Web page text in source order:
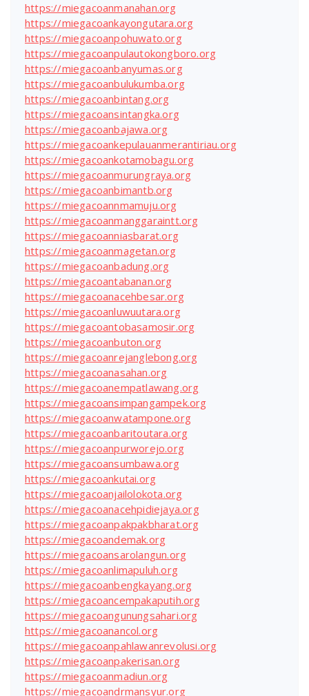
https://miegacoanmanahan.org
https://miegacoankayongutara.org
https://miegacoanpohuwato.org
https://miegacoanpulautokongboro.org
https://miegacoanbanyumas.org
https://miegacoanbulukumba.org
https://miegacoanbintang.org
https://miegacoansintangka.org
https://miegacoanbajawa.org
https://miegacoankepulauanmerantiriau.org
https://miegacoankotamobagu.org
https://miegacoanmurungraya.org
https://miegacoanbimantb.org
https://miegacoannmamuju.org
https://miegacoanmanggaraintt.org
https://miegacoanniasbarat.org
https://miegacoanmagetan.org
https://miegacoanbadung.org
https://miegacoantabanan.org
https://miegacoanacehbesar.org
https://miegacoanluwuutara.org
https://miegacoantobasamosir.org
https://miegacoanbuton.org
https://miegacoanrejanglebong.org
https://miegacoanasahan.org
https://miegacoanempatlawang.org
https://miegacoansimpangampek.org
https://miegacoanwatampone.org
https://miegacoanbaritoutara.org
https://miegacoanpurworejo.org
https://miegacoansumbawa.org
https://miegacoankutai.org
https://miegacoanjailolokota.org
https://miegacoanacehpidiejaya.org
https://miegacoanpakpakbharat.org
https://miegacoandemak.org
https://miegacoansarolangun.org
https://miegacoanlimapuluh.org
https://miegacoanbengkayang.org
https://miegacoancempakaputih.org
https://miegacoangunungsahari.org
https://miegacoanancol.org
https://miegacoanpahlawanrevolusi.org
https://miegacoanpakerisan.org
https://miegacoanmadiun.org
https://miegacoandrmansyur.org